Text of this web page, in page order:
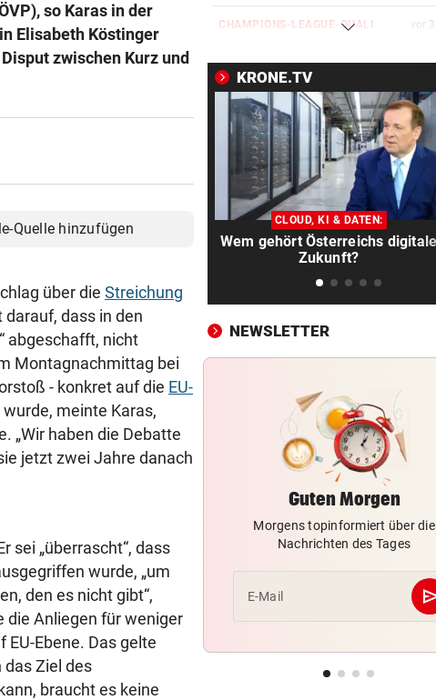
so Karas in der
Elisabeth Köstinger
zwischen Kurz und
Quelle hinzufügen
über die Streichung
dass in den
abgeschafft, nicht
Montagnachmittag bei
- konkret auf die EU-
meinte Karas,
„Wir haben die Debatte
jetzt zwei Jahre danach
sei „überrascht“, dass
wurde, „um
den es nicht gibt“,
die Anliegen für weniger
Ebene. Das gelte
das Ziel des
braucht es keine
CHAMPIONS-LEAGUE-QUALI vor
Istanbul ohne Chance
MIT BOJE GEFUNDEN vor 4
Pensionistin starb beim
Schwimmen im Wallersee
FRÜCHTL „NEUER ZWEIER“ vor
Red Bull Salzburg hat neuen
Tormann gefunden
Bergsteiger stürzte 20
Gletscherspalte ab
CLOUD, KI & DATEN: vor
FÖHRENWALD IN FLAMMEN
500 Helfer kämpfen bei
gegen Inferno
BEI RONALDINHO-BESUCH vor 4
Nächster Brasilien-Star
den Wörthersee
vor
Premier-League-Klub
KRONE.TV
CLOUD, KI & DATEN:
Wem gehört Österreichs digitale
Zukunft?
NEWSLETTER
Guten Morgen
Morgens topinformiert über die
Nachrichten des Tages
E-Mail